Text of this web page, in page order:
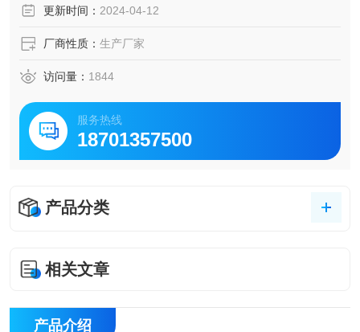
更新时间： 2024-04-12
厂商性质： 生产厂家
访问量： 1844
服务热线
18701357500
产品分类
相关文章
产品介绍